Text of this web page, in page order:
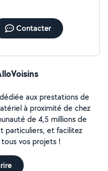
Contacter
aux prestations de
à proximité de chez
de 4,5 millions de
particuliers, et facilitez
vos projets !